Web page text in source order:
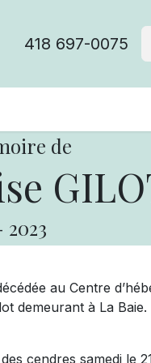
418 697-0075
de
2023
au Centre
demeurant à La
cendres samedi le